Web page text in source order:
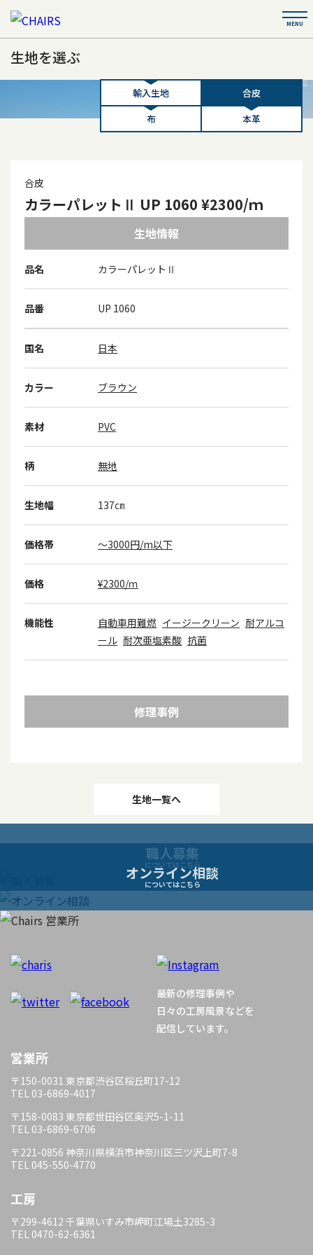
生地を選ぶ
輸入生地
合皮
布
本革
合皮
カラーパレットⅡ UP 1060 ¥2300/ｍ
生地情報
品名 カラーパレットⅡ
品番 UP 1060
国名 日本
カラー ブラウン
素材 PVC
柄 無地
生地幅 137㎝
価格帯 ～3000円/m以下
価格 ¥2300/ｍ
機能性 自動車用難燃 イージークリーン 耐アルコ
ール 耐次亜塩素酸 抗菌
修理事例
稿
ビ
ー
シ
ョ
ン
生地一覧へ
職人募集
についてはこちら
オンライン相談
についてはこちら
最新の修理事例や
日々の工房風景などを
配信しています。
営業所
〒150-0031 東京都渋谷区桜丘町17-12
TEL 03-6869-4017
〒158-0083 東京都世田谷区奥沢5-1-11
TEL 03-6869-6706
〒221-0856 神奈川県横浜市神奈川区三ツ沢上町7-8
TEL 045-550-4770
工房
〒299-4612 千葉県いすみ市岬町江場土3285-3
TEL 0470-62-6361